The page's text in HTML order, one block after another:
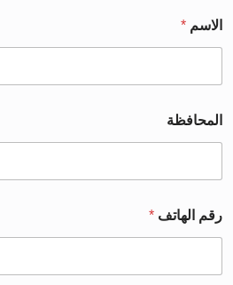
الاسم *
المحافظة
رقم الهاتف *